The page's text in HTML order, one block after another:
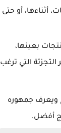
أثناءها، أو حتى
بعينها،
التي ترغب
ويعرف جمهوره
أفضل.